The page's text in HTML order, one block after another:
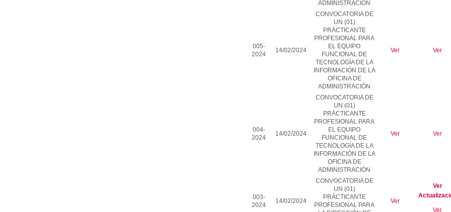
ADMINISTRACIÓN
005-
2024
14/02/2024
CONVOCATORIA DE
UN (01)
PRÁCTICANTE
PROFESIONAL PARA
EL EQUIPO
FUNCIONAL DE
TECNOLOGÍA DE LA
INFORMACIÓN DE LA
OFICINA DE
ADMINISTRACIÓN
Ver Ver
004-
2024
14/02/2024
CONVOCATORIA DE
UN (01)
PRÁCTICANTE
PROFESIONAL PARA
EL EQUIPO
FUNCIONAL DE
TECNOLOGÍA DE LA
INFORMACIÓN DE LA
OFICINA DE
ADMINISTRACIÓN
Ver Ver
003-
2024
14/02/2024
CONVOCATORIA DE
UN (01)
PRÁCTICANTE
PROFESIONAL PARA
Ver
Ver
Ver